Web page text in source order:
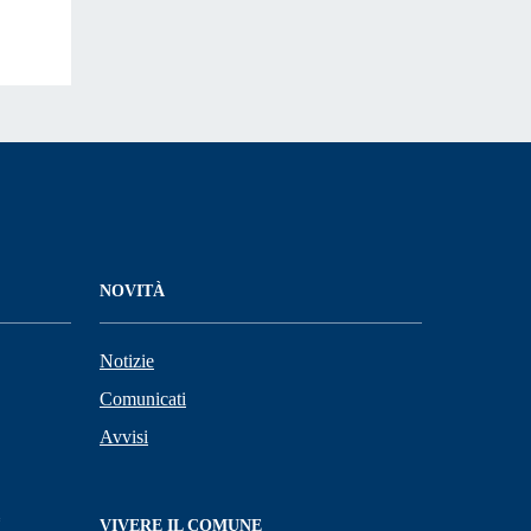
NOVITÀ
Notizie
Comunicati
Avvisi
VIVERE IL COMUNE